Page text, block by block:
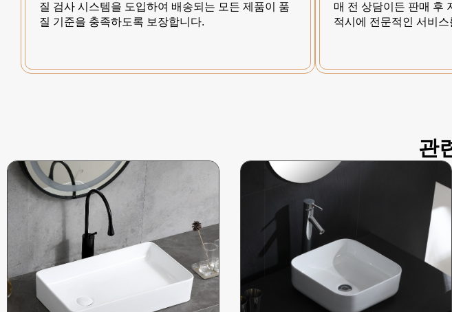
질 검사 시스템을 도입하여 배송되는 모든 제품이 품
질 기준을 충족하도록 보장합니다.
매 전 상담이든 판매 후
적시에 전문적인 서비
관